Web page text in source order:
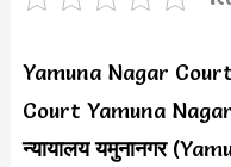
Yamuna Nagar
Court Yamuna
न्यायालय यमुनानगर